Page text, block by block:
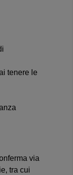
tenere le
via
tra cui